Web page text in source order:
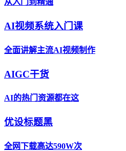
从入门到精通
AI视频系统入门课
全面讲解主流AI视频制作
AIGC干货
AI的热门资源都在这
优设标题黑
全网下载高达590W次